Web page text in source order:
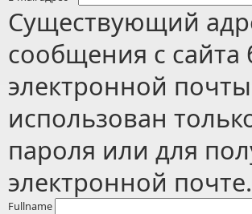
Существующий
сообщения с сайта
электронной
использован
пароля или для
электронной почте.
Fullname